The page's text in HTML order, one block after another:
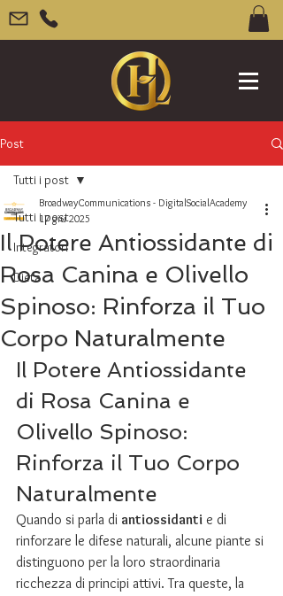
Post
Tutti i post
Integratori
Dieta
Tutti i post
Il Potere Antiossidante di
Rosa Canina e Olivello
Spinoso: Rinforza il Tuo
Corpo Naturalmente
BroadwayCommunications - DigitalSocialAcademy
17 giu 2025
Il Potere Antiossidante
di Rosa Canina e
Olivello Spinoso:
Rinforza il Tuo Corpo
Naturalmente
Quando si parla di antiossidanti e di
rinforzare le difese naturali, alcune piante si
distinguono per la loro straordinaria
ricchezza di principi attivi. Tra queste, la